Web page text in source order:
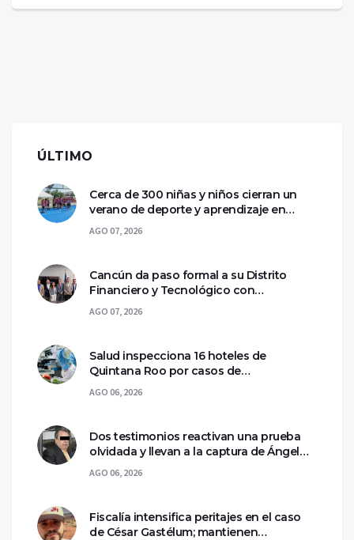
Semana Santa
muerte de Camila
ÚLTIMO
Cerca de 300 niñas y niños cierran un
verano de deporte y aprendizaje en
AGO 07, 2026
Cancún da paso formal a su Distrito
Financiero y Tecnológico con
AGO 07, 2026
Salud inspecciona 16 hoteles de
Quintana Roo por casos de
AGO 06, 2026
Dos testimonios reactivan una prueba
olvidada y llevan a la captura de Ángel
AGO 06, 2026
Fiscalía intensifica peritajes en el caso
de César Gastélum; mantienen